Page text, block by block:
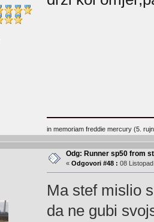
in memoriam freddie mercury (5.
Odg: Runner sp50 from
« Odgovori #48 : 08
Ma stef mislio
da ne gubi